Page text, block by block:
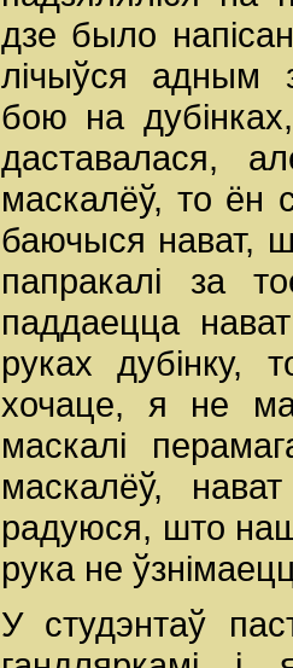
дзе было
лічыўся адным
бою на
даставалася,
маскалёў, то ён
баючыся нават,
папракалі за
паддаецца
руках
хочаце, я не
маскалі
маскалёў,
радуюся, што
рука не
У студэнтаў